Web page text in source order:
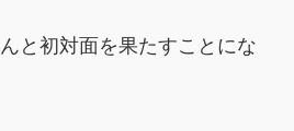
と初対面を果たすことにな